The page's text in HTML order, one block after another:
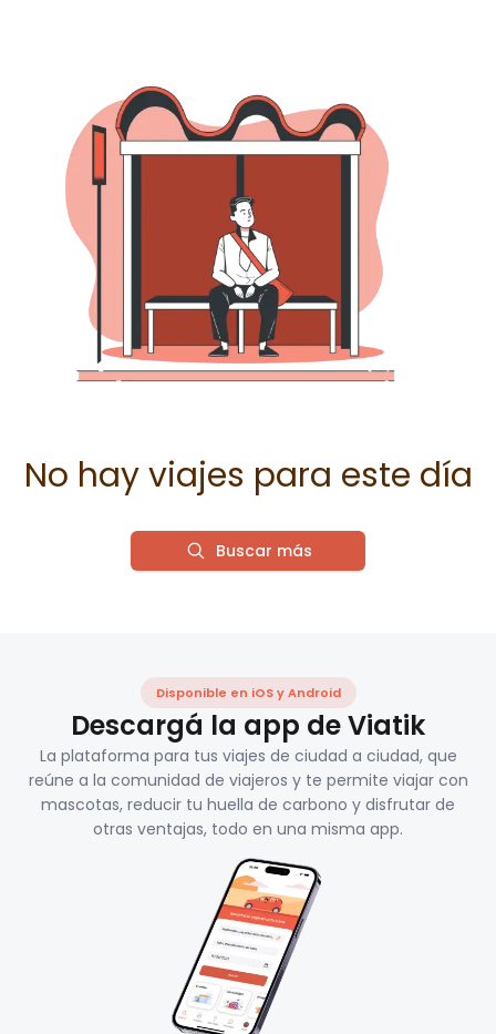
No hay viajes para este día
Buscar más
Disponible en iOS y Android
Descargá la app de Viatik
La plataforma para tus viajes de ciudad a ciudad, que
reúne a la comunidad de viajeros y te permite viajar con
mascotas, reducir tu huella de carbono y disfrutar de
otras ventajas, todo en una misma app.